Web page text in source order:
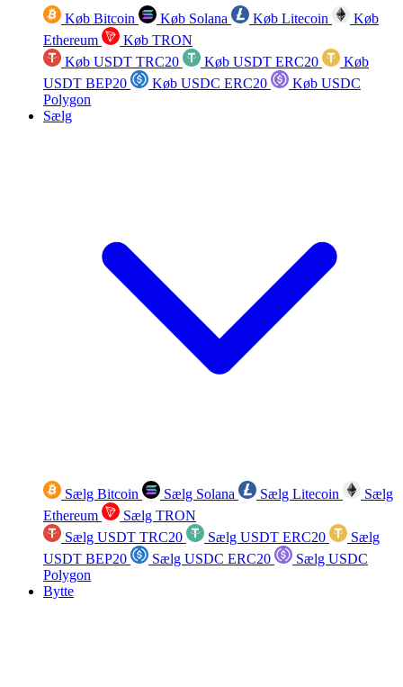
Køb Bitcoin Køb Solana Køb Litecoin
Køb
Ethereum
Køb TRON
Køb USDT TRC20
Køb USDT ERC20
Køb
USDT BEP20
Køb USDC ERC20
Køb USDC
Polygon
Sælg
Sælg Bitcoin Sælg Solana Sælg Litecoin
Sælg
Ethereum
Sælg TRON
Sælg USDT TRC20
Sælg USDT ERC20
Sælg
USDT BEP20
Sælg USDC ERC20
Sælg USDC
Polygon
Bytte